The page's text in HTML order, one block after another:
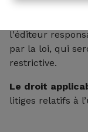
d’utiliser
l'éditeur
par la loi, qui
restrictive.
Le droit
litiges relatifs à